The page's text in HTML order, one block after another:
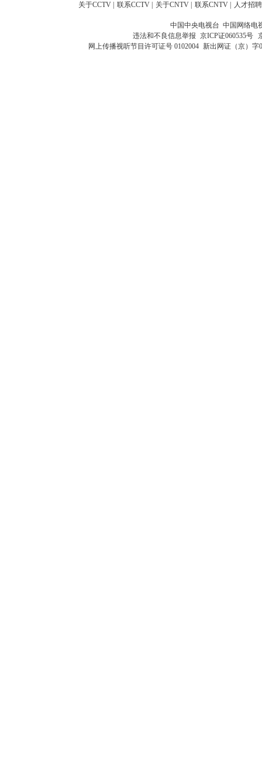
关于CCTV 联系CCTV 关于CNTV 联系CNTV 人才招聘
中国中央电视台 中国网络电
违法和不良信息举报 京ICP证060535号
网上传播视听节目许可证号 0102004 新出网证（京）